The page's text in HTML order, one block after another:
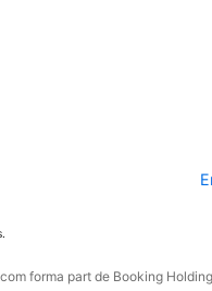
forma part de Booking